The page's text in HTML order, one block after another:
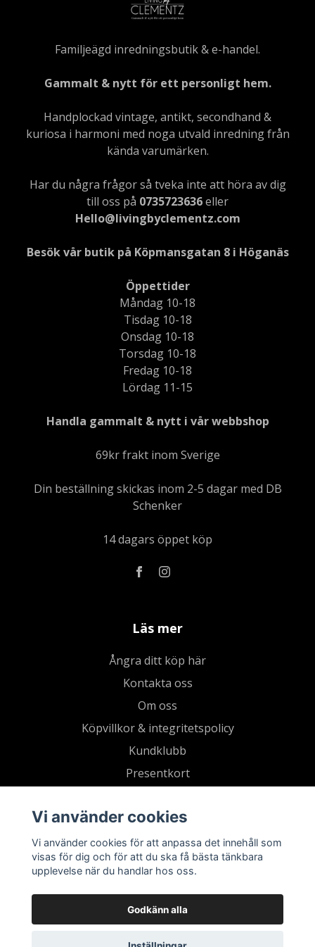
Familjeägd inredningsbutik & e-handel.
Gammalt & nytt för ett personligt hem.
Handplockad vintage, antikt, secondhand &
kuriosa i harmoni med noga utvald inredning från
kända varumärken.
Har du några frågor så tveka inte att höra av dig
till oss på 0735723636eller
Hello@livingbyclementz.com
Besök vår butik på Köpmansgatan 8 i Höganäs
Öppettider
Måndag 10-18
Tisdag 10-18
Onsdag 10-18
Torsdag 10-18
Fredag 10-18
Lördag 11-15
Handla gammalt & nytt i vår webbshop
69kr frakt inom Sverige
Din beställning skickas inom 2-5 dagar med DB
Schenker
14 dagars öppet köp
Läs mer
Ångra ditt köp här
Kontakta oss
Om oss
Köpvillkor & integritetspolicy
Kundklubb
Presentkort
Vi använder cookies
Vi använder cookies för att anpassa det innehåll som
visas för dig och för att du ska få bästa tänkbara
upplevelse när du handlar hos oss.
Godkänn alla